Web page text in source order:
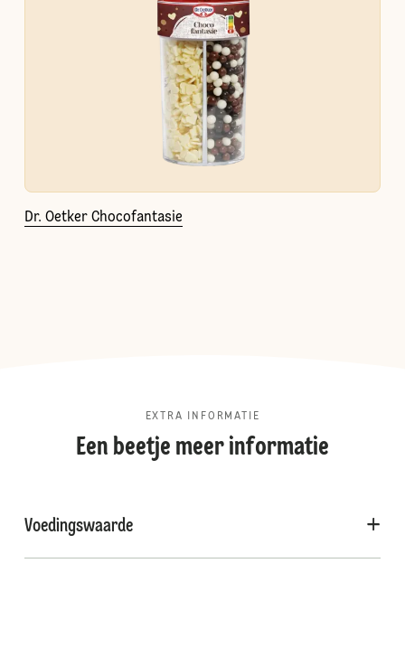
Dr. Oetker Chocofantasie
EXTRA INFORMATIE
Een beetje meer informatie
Voedingswaarde